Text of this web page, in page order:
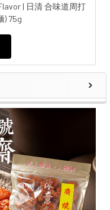
| 日清 合味道周打
) 75g